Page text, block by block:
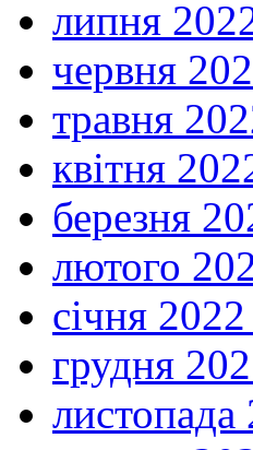
липня
червня
травня
квітня
березня
лютого
січня
грудня